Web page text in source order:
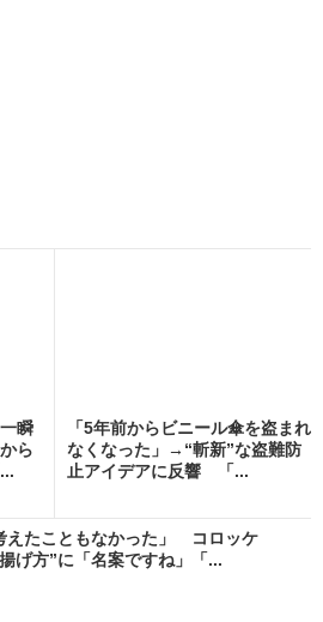
瞬
ら
「5年前からビニール傘を盗まれ
なくなった」→“斬新”な盗難防
止アイデアに反響 「...
えたこともなかった」 コロッケ
げ方”に「名案ですね」「...